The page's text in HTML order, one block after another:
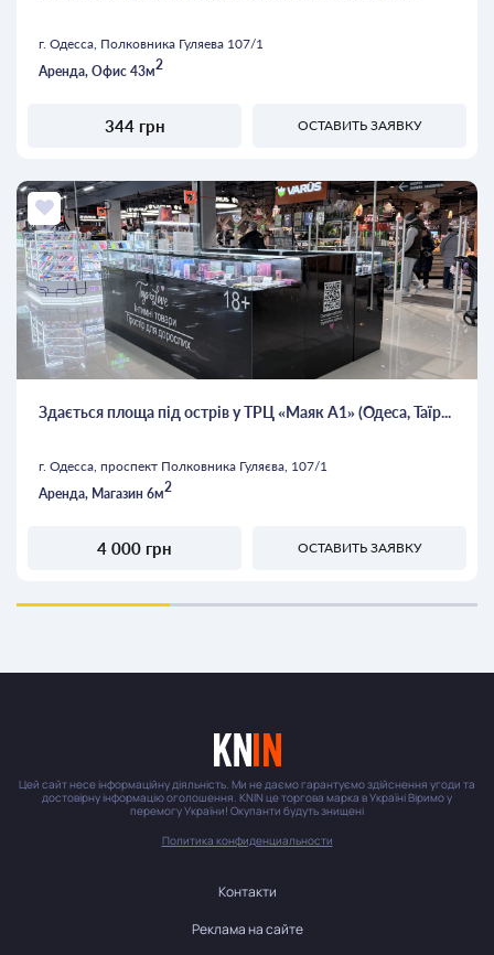
г. Одесса, Полковника Гуляева 107/1
Аренда, Офис 43м2
344 грн ОСТАВИТЬ ЗАЯВКУ
Здається площа під острів у ТРЦ «Маяк А1» (Одеса, Таїр...
г. Одесса, проспект Полковника Гуляєва, 107/1
Аренда, Магазин 6м2
4 000 грн ОСТАВИТЬ ЗАЯВКУ
Цей сайт несе інформаційну діяльність. Ми не даємо гарантуємо здійснення угоди та
достовірну інформацію оголошення. KNIN це торгова марка в Україні Віримо у
перемогу України! Окупанти будуть знищені
Политика конфиденциальности
Контакти
Реклама на сайте